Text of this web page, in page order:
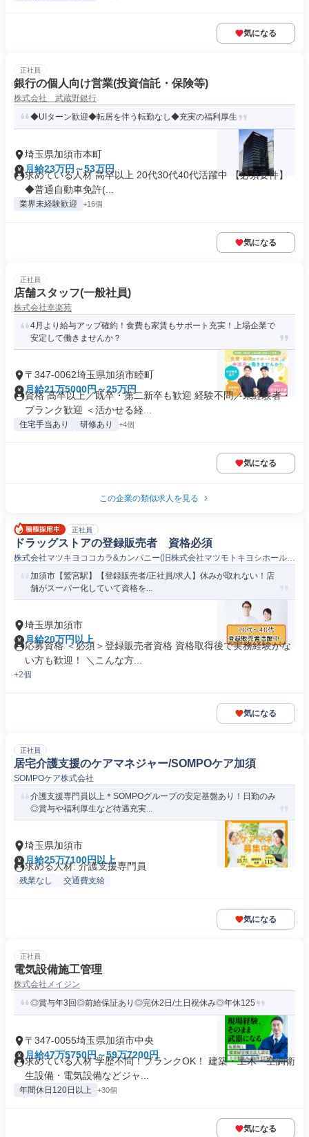
気になる
正社員
銀行の個人向け営業(投資信託・保険等)
株式会社 武蔵野銀行
◆UIターン歓迎◆転居を伴う転勤なし◆充実の福利厚生
埼玉県加須市本町
月給23万円～53万円
求めている人材 高卒以上 20代30代40代活躍中 【必須要件】
◆普通自動車免許(...
業界未経験歓迎 +16個
気になる
正社員
店舗スタッフ(一般社員)
株式会社幸楽苑
4月より給与アップ確約！食費も家賃もサポート充実！上場企業で
安定して働きませんか？
〒347-0062埼玉県加須市睦町
月給21万5000円～25万円
資格 高卒以上／既卒・第二新卒も歓迎 経験不問／未経験者・
ブランク歓迎 ＜活かせる経...
住宅手当あり 研修あり +4個
気になる
この企業の類似求人を見る
正社員
ドラッグストアの登録販売者 資格必須
株式会社マツキヨココカラ&カンパニー(旧株式会社マツモトキヨシホールデ
ィングス)
加須市【鷲宮駅】【登録販売者/正社員/求人】休みが取れない！店
舗がスーパー化していて資格を...
埼玉県加須市
月給20万円以上
応募資格 ＜必須＞登録販売者資格 資格取得後で実務経験がな
い方も歓迎！ ＼こんな方...
+2個
気になる
正社員
居宅介護支援のケアマネジャー/SOMPOケア加須
SOMPOケア株式会社
介護支援専門員以上＊SOMPOグループの安定基盤あり！日勤のみ
◎賞与や福利厚生など待遇充実...
埼玉県加須市
月給25万7100円以上
求める人材: 介護支援専門員
残業なし 交通費支給
気になる
正社員
電気設備施工管理
株式会社メイジン
◎賞与年3回◎前給保証あり◎完休2日/土日祝休み◎年休125
〒347-0055埼玉県加須市中央
月給47万5750円～59万7200円
求めている人材 学歴不問！ブランクOK！ 建築・土木・空調衛
生設備・電気設備などジャ...
年間休日120日以上 +30個
気になる